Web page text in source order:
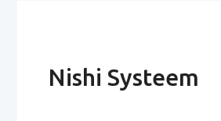
Nishi Systeem